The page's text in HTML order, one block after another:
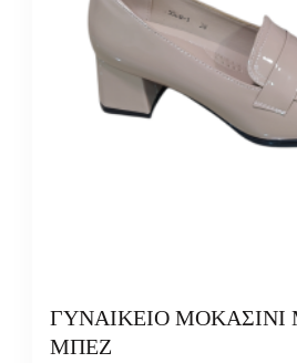
ΓΥΝΑΙΚΕΙΟ ΜΟΚΑΣΙΝΙ
ΜΠΕΖ